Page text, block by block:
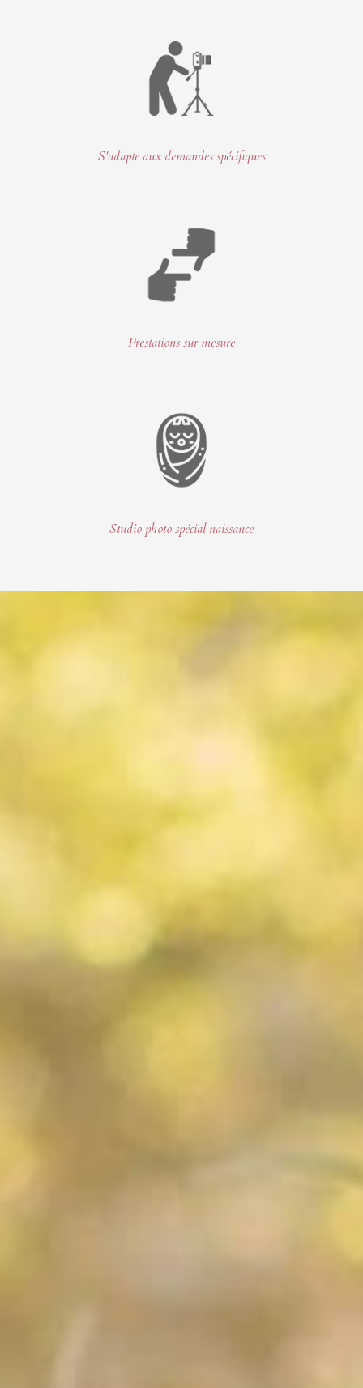
S'adapte aux demandes spécifiques
Prestations sur mesure
Studio photo spécial naissance